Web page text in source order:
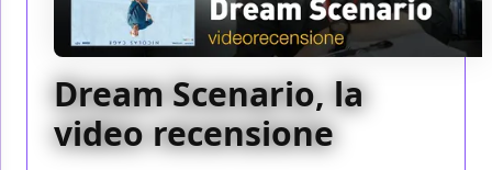
Dream Scenario, la
video recensione